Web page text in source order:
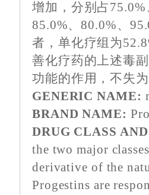
增加，分别占
85.0%、80.0%、
者，单化疗组为
善化疗药的上述毒
功能的作用，不失
GENERIC NAME:
BRAND NAME:
DRUG CLASS
the two major
derivative of the
Progestins are